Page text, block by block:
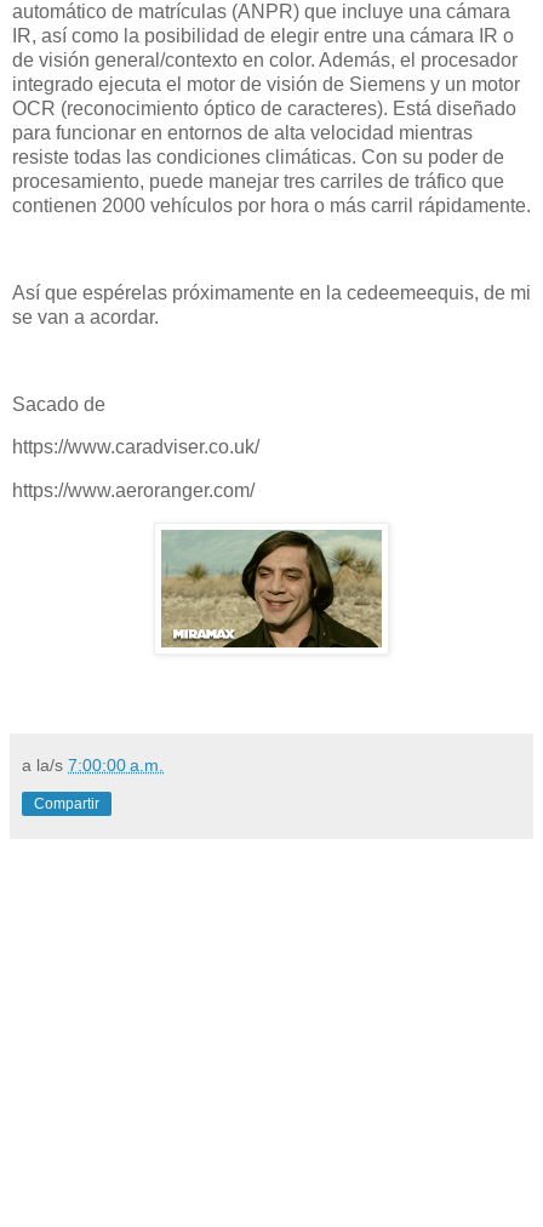
automático de matrículas (ANPR) que incluye una cámara
IR, así como la posibilidad de elegir entre una cámara IR o
de visión general/contexto en color. Además, el procesador
integrado ejecuta el motor de visión de Siemens y un motor
OCR (reconocimiento óptico de caracteres). Está diseñado
para funcionar en entornos de alta velocidad mientras
resiste todas las condiciones climáticas. Con su poder de
procesamiento, puede manejar tres carriles de tráfico que
contienen 2000 vehículos por hora o más carril rápidamente.
Así que espérelas próximamente en la cedeemeequis, de mi
se van a acordar.
Sacado de
https://www.caradviser.co.uk/
https://www.aeroranger.com/
a la/s 7:00:00 a.m.
Compartir